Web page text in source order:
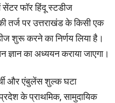
सेंटर फॉर हिंदू स्टडीज
तर्ज पर उत्तराखंड के किसी एक
शुरू करने का निर्णय लिया है।
का अध्ययन कराया जाएगा।
और एंबुलेंस शुल्क घटा
के प्राथमिक, सामुदायिक